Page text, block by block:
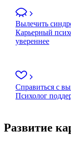
Вылечить
Карьерный
увереннее
Справиться с
Психолог
Развитие